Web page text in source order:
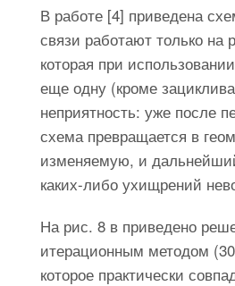
В работе [4] приведена
связи работают только на
которая при
еще одну (кроме
неприятность: уже после
схема превращается в
изменяемую, и
каких-либо ухищрений
На рис. 8 в приведено
итерационным методом
которое практически